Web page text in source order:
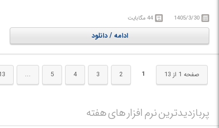
دیسک قابل پخش و سازگار با اکثر پلیرهای خانگی بلوری و کنسول‌های بازی مانند
پلی‌استیشن ۳ و ۴ بسازند، تسهیل می‌کند. این برنامه به عنوان یک راهکار
همه‌کاره، محاسبات نرخ بیت (Bitrate)، مدیریت ترک‌های صوتی و ادغام
زیرنویس‌ها را به طور خودکار انجام می‌دهد تا بالاترین کیفیت بصری را در ظرفیت
محدود دیسک‌ها ارائه دهد.
1405/3/30 44 مگابایت
ادامه / دانلود
صفحه 1 از 13 1
2
3
4
5
...
پربازدیدترین نرم افزار های هفته